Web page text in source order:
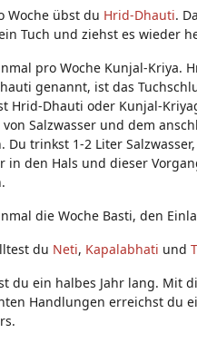
Woche übst du Hrid-Dhauti.
Tuch und ziehst es wieder
pro Woche Kunjal-Kriya.
genannt, ist das
Hrid-Dhauti oder Kunjal-
von Salzwasser und dem
Du trinkst 1-2 Liter
in den Hals und dieser
die Woche Basti, den
du Neti, Kapalabhati und
du ein halbes Jahr lang. Mit
Handlungen erreichst du